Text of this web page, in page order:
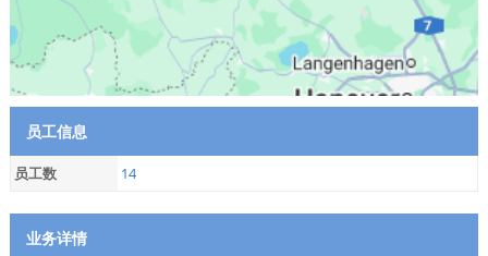
员工信息
员工数 14
业务详情